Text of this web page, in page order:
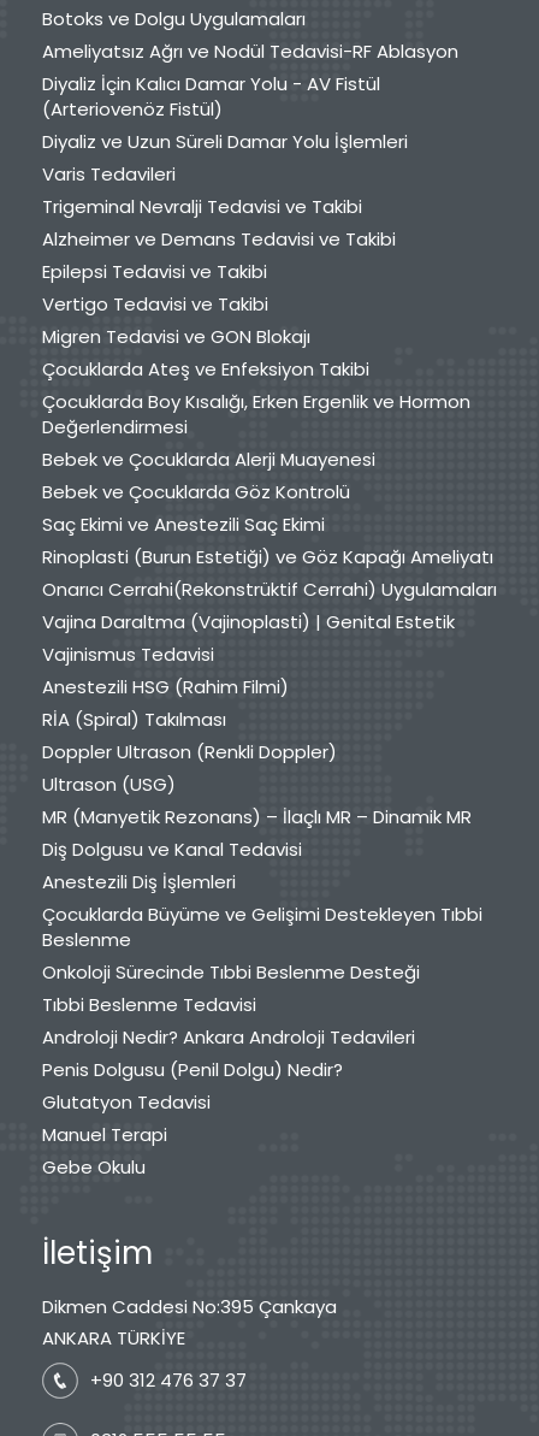
Botoks ve Dolgu Uygulamaları
Ameliyatsız Ağrı ve Nodül Tedavisi-RF Ablasyon
Diyaliz İçin Kalıcı Damar Yolu - AV Fistül
(Arteriovenöz Fistül)
Diyaliz ve Uzun Süreli Damar Yolu İşlemleri
Varis Tedavileri
Trigeminal Nevralji Tedavisi ve Takibi
Alzheimer ve Demans Tedavisi ve Takibi
Epilepsi Tedavisi ve Takibi
Vertigo Tedavisi ve Takibi
Migren Tedavisi ve GON Blokajı
Çocuklarda Ateş ve Enfeksiyon Takibi
Çocuklarda Boy Kısalığı, Erken Ergenlik ve Hormon
Değerlendirmesi
Bebek ve Çocuklarda Alerji Muayenesi
Bebek ve Çocuklarda Göz Kontrolü
Saç Ekimi ve Anestezili Saç Ekimi
Rinoplasti (Burun Estetiği) ve Göz Kapağı Ameliyatı
Onarıcı Cerrahi(Rekonstrüktif Cerrahi) Uygulamaları
Vajina Daraltma (Vajinoplasti) | Genital Estetik
Vajinismus Tedavisi
Anestezili HSG (Rahim Filmi)
RİA (Spiral) Takılması
Doppler Ultrason (Renkli Doppler)
Ultrason (USG)
MR (Manyetik Rezonans) – İlaçlı MR – Dinamik MR
Diş Dolgusu ve Kanal Tedavisi
Anestezili Diş İşlemleri
Çocuklarda Büyüme ve Gelişimi Destekleyen Tıbbi
Beslenme
Onkoloji Sürecinde Tıbbi Beslenme Desteği
Tıbbi Beslenme Tedavisi
Androloji Nedir? Ankara Androloji Tedavileri
Penis Dolgusu (Penil Dolgu) Nedir?
Glutatyon Tedavisi
Manuel Terapi
Gebe Okulu
İletişim
Dikmen Caddesi No:395 Çankaya
ANKARA TÜRKİYE
+90 312 476 37 37